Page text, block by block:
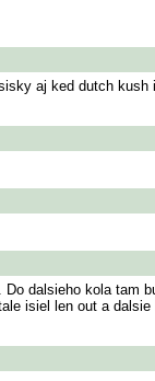
aj ked dutch
dalsieho kola tam
isiel len out a